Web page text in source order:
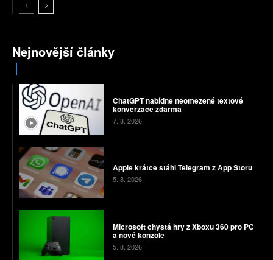
Nejnovější články
ChatGPT nabídne neomezené textové
konverzace zdarma
7. 8. 2026
Apple krátce stáhl Telegram z App Storu
5. 8. 2026
Microsoft chystá hry z Xboxu 360 pro PC
a nové konzole
5. 8. 2026